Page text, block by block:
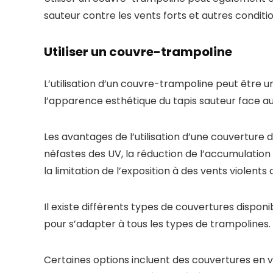
sauteur contre les vents forts et autres
Utiliser un couvre-trampoline
L’utilisation d’un couvre-trampoline peut être
l’apparence esthétique du tapis sauteur face
Les avantages de l’utilisation d’une
néfastes des UV, la réduction de
la limitation de l’exposition à des vents
Il existe différents types de couvertures
pour s’adapter à tous les types de trampolines.
Certaines options incluent des couvertures en